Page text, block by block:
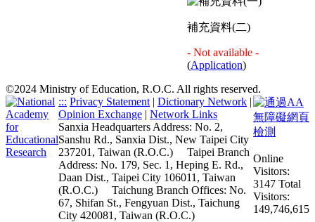
補充資料(二)
- Not available -
(Application)
©2024 Ministry of Education, R.O.C. All rights reserved.
::: Privacy Statement | Dictionary Network |
Opinion Exchange | Network Links
Sanxia Headquarters Address: No. 2,
Sanshu Rd., Sanxia Dist., New Taipei City
237201, Taiwan (R.O.C.)
Taipei Branch
Address: No. 179, Sec. 1, Heping E. Rd.,
Daan Dist., Taipei City 106011, Taiwan
(R.O.C.)
Taichung Branch Offices: No.
67, Shifan St., Fengyuan Dist., Taichung
City 420081, Taiwan (R.O.C.)
Online
Visitors:
3147 Total
Visitors:
149,746,615